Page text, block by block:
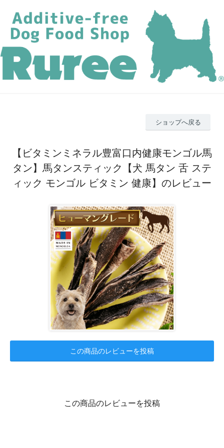
ショップへ戻る
【ビタミンミネラル豊富口内健康モンゴル馬
タン】馬タンスティック【犬 馬タン 舌 ステ
ィック モンゴル ビタミン 健康】のレビュー
この商品のレビューを投稿
この商品のレビューを投稿